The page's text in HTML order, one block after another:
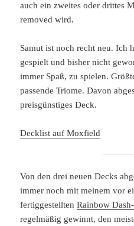
auch ein zweites oder drittes
removed wird.
Samut ist noch recht neu. Ich
gespielt und bisher nicht
immer Spaß, zu spielen.
passende Triome. Davon
preisgünstiges Deck.
Decklist auf Moxfield
Von den drei neuen Decks
immer noch mit meinem vor
fertiggestelltenRainbow
regelmäßig gewinnt, den